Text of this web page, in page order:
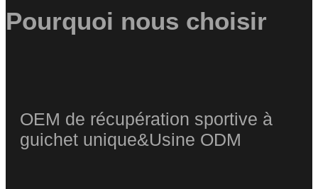
nous
Produits
cryothérapie
Appareils
Pourquoi nous choisir
OEM de récupération sportive à
guichet unique&Usine ODM